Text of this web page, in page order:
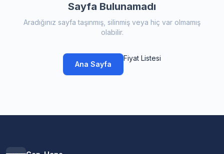
Sayfa Bulunamadı
Aradığınız sayfa taşınmış, silinmiş veya hiç var olmamış
olabilir.
Ana Sayfa
Fiyat Listesi